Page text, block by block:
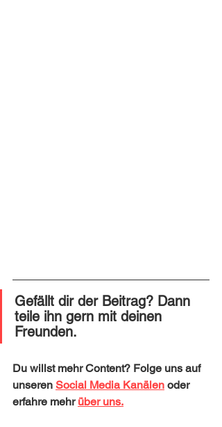
Gefällt dir der Beitrag? Dann
teile ihn gern mit deinen
Freunden.
Du willst mehr Content? Folge uns auf
unseren Social Media Kanälen oder
erfahre mehr über uns.